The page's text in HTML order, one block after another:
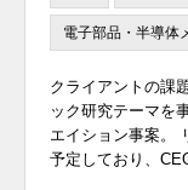
電子部品・半導体
クライアントの課
ック研究テーマを
エイション事案。
予定しており、